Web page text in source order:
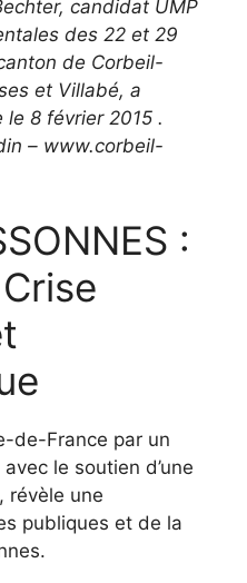
candidat UMP
des 22 et 29
de Corbeil-
et Villabé, a
le 8 février 2015 .
– www.corbeil-
:
de-France par un
le soutien d’une
révèle une
publiques et de la